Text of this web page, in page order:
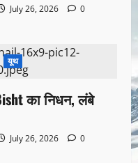
July 26, 2026
0
यूथ
का निधन, लंबे
July 26, 2026
0